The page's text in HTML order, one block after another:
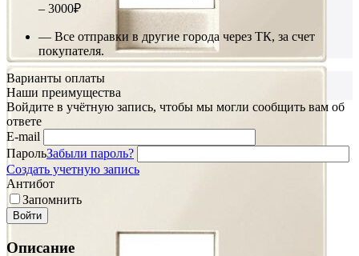
– 3000₽
— Все отправки в другие города через ТК, за счет
покупателя.
Варианты оплаты
Наши преимущества
Войдите в учётную запись, чтобы мы могли сообщить вам об
ответе
E-mail
ПарольЗабыли пароль?
Создать учетную запись
Антибот
Запомнить
Войти
Описание